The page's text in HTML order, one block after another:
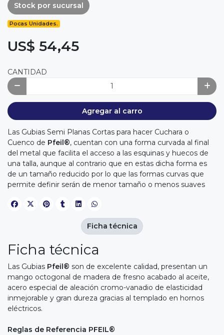
Stock por sucursal
Pocas Unidades.
US$ 54,45
CANTIDAD
Agregar al carro
Las Gubias Semi Planas Cortas para hacer Cuchara o
Cuenco de Pfeil®, cuentan con una forma curvada al final
del metal que facilita el acceso a las esquinas y huecos de
una talla, aunque al contrario que en estas dicha forma es
de un tamaño reducido por lo que las formas curvas que
permite definir serán de menor tamaño o menos suaves
Ficha técnica
Las Gubias Pfeil® son de excelente calidad, presentan un
mango octogonal de madera de fresno acabado al aceite,
acero especial de aleación cromo-vanadio de elasticidad
inmejorable y gran dureza gracias al templado en hornos
eléctricos.
Reglas de Referencia PFEIL®
Ficha técnica